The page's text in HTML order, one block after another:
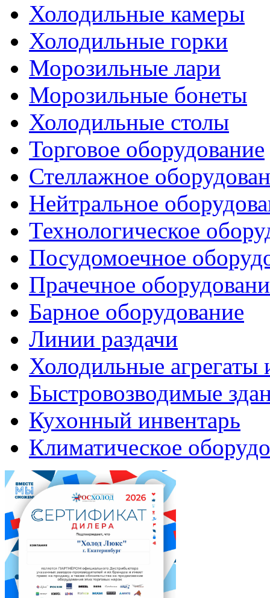
Холодильные камеры
Холодильные горки
Морозильные лари
Морозильные бонеты
Холодильные столы
Торговое оборудование
Стеллажное
Нейтральное
Технологическое
Посудомоечное
Прачечное
Барное оборудование
Линии раздачи
Холодильные агрегаты
Быстровозводимые
Кухонный инвентарь
Климатическое